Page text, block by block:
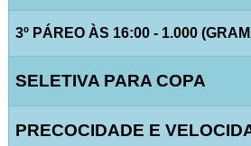
3º PÁREO ÀS 16:00 - 1.000
SELETIVA PARA COPA
PRECOCIDADE E